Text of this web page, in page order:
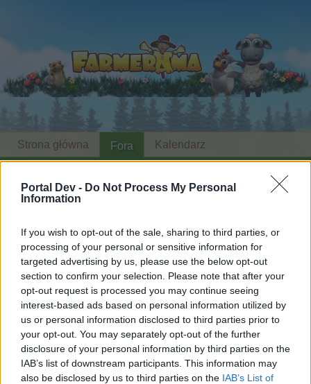
Portal Dev - Do Not Process My Personal
Information
If you wish to opt-out of the sale, sharing to third parties, or
processing of your personal or sensitive information for
targeted advertising by us, please use the below opt-out
section to confirm your selection. Please note that after your
opt-out request is processed you may continue seeing
interest-based ads based on personal information utilized by
us or personal information disclosed to third parties prior to
your opt-out. You may separately opt-out of the further
disclosure of your personal information by third parties on the
IAB’s list of downstream participants. This information may
also be disclosed by us to third parties on the IAB’s List of
... Fora
Zagadka
Drogi Forumowiczu,
jeśli chcesz brać aktywny udział w rozmowach
lub otworzyć własny wątek na tym forum, to
musisz przejść na nie z Twojego konta w grze.
Jeśli go jeszcze nie masz, to musisz najpierw je
założyć. Bardzo cieszymy na Twoje następne
odwiedziny na naszym forum.„Przejdź do gry“
Strona główna Fora Kalendarz